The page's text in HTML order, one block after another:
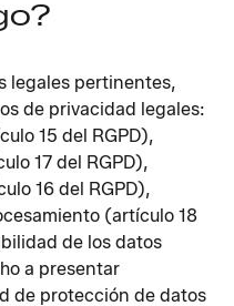
legales pertinentes,
de privacidad legales:
15 del RGPD),
17 del RGPD),
16 del RGPD),
(artículo 18
de los datos
a presentar
de protección de datos